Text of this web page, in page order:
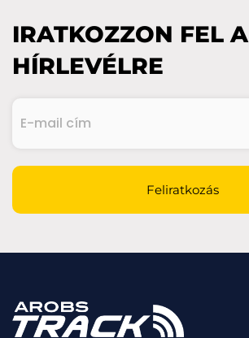
IRATKOZZON FEL A
HÍRLEVÉLRE
mail
CAPTCHA
Feliratkozás